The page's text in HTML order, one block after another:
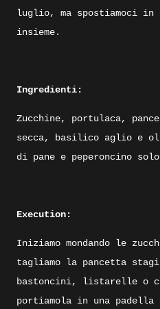
luglio, ma spostiamoci in
insieme.
Ingredienti:
Zucchine, portulaca,
secca, basilico aglio e
di pane e peperoncino
Execution:
Iniziamo mondando le
tagliamo la pancetta
bastoncini, listarelle o
portiamola in una